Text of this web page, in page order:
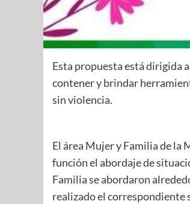
Esta propuesta está dirigida
contener y brindar
sin violencia.
El área Mujer y Familia de
función el abordaje de
Familia se abordaron
realizado el correspondiente